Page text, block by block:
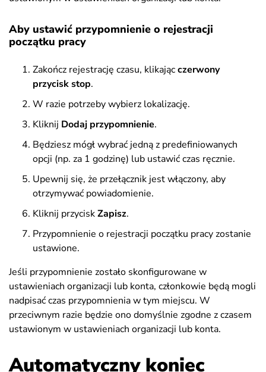
Aby ustawić przypomnienie o rejestracji
początku pracy
Zakończ rejestrację czasu, klikającczerwony
przycisk stop.
W razie potrzeby wybierz lokalizację.
Kliknij Dodaj przypomnienie.
Będziesz mógł wybrać jedną z predefiniowanych
opcji (np. za 1 godzinę) lub ustawić czas ręcznie.
Upewnij się, że przełącznik jest włączony, aby
otrzymywać powiadomienie.
Kliknij przyciskZapisz.
Przypomnienie o rejestracji początku pracy zostanie
ustawione.
Jeśli przypomnienie zostało skonfigurowane w
ustawieniach organizacji lub konta, członkowie będą mogli
nadpisać czas przypomnienia w tym miejscu. W
przeciwnym razie będzie ono domyślnie zgodne z czasem
ustawionym w ustawieniach organizacji lub konta.
Automatyczny koniec